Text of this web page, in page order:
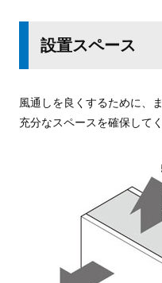
設置スペース
風通しを良くするために、
充分なスペースを確保してく